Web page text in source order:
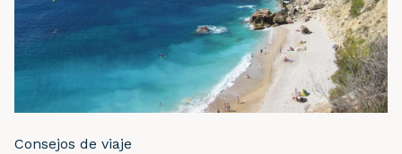
Consejos de viaje